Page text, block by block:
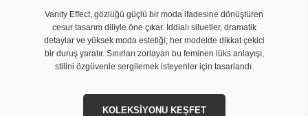
Vanity Effect, gözlüğü güçlü bir moda ifadesine dönüştüren
cesur tasarım diliyle öne çıkar. İddialı siluetler, dramatik
detaylar ve yüksek moda estetiği; her modelde dikkat çekici
bir duruş yaratır. Sınırları zorlayan bu feminen lüks anlayışı,
stilini özgüvenle sergilemek isteyenler için tasarlandı.
KOLEKSİYONU KEŞFET